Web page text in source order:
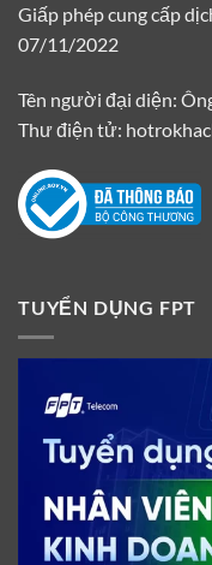
Giấp phép cung cấp
07/11/2022
Tên người đại diện:
Thư điện tử:
TUYỂN DỤNG FPT